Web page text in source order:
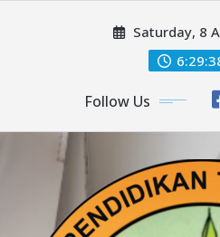
Saturday, 8
Follow Us